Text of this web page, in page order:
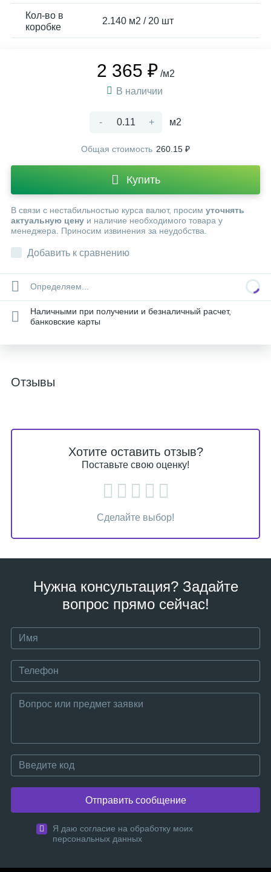
Кол-во в
коробке
2.140 м2 / 20 шт
2 365 ₽ /м2
В наличии
- + м2
Общая стоимость 260.15 ₽
Купить
В связи с нестабильностью курса валют, просим уточнять
актуальную цену и наличие необходимого товара у
менеджера. Приносим извинения за неудобства.
Добавить к сравнению
Определяем...
Наличными при получении и безналичный расчет,
банковские карты
Отзывы
Хотите оставить отзыв?
Поставьте свою оценку!
Сделайте выбор!
Нужна консультация? Задайте
вопрос прямо сейчас!
Отправить сообщение
Я даю согласие на обработку моих
персональных данных